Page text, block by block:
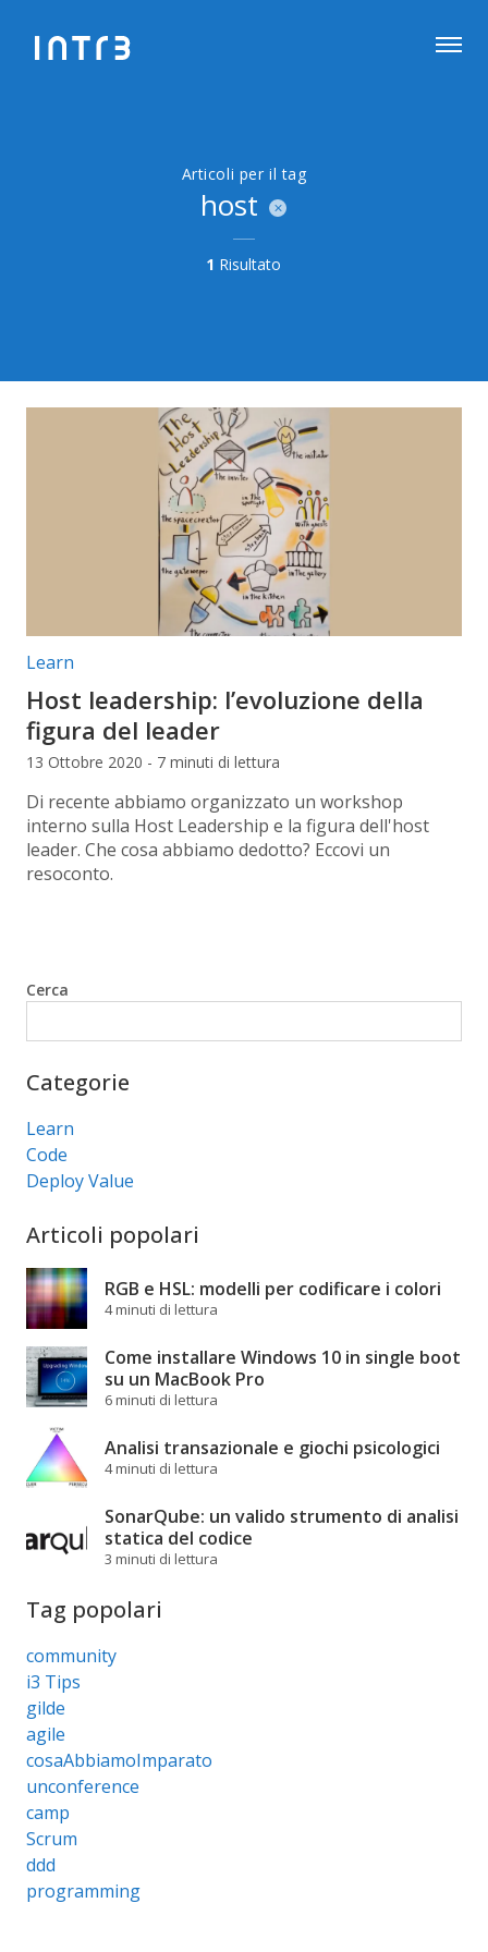
Articoli per il tag
host
1 Risultato
Categorie articolo:
Learn
Host leadership: l’evoluzione della
figura del leader
13 Ottobre 2020 - 7 minuti di lettura
Di recente abbiamo organizzato un workshop
interno sulla Host Leadership e la figura dell'host
leader. Che cosa abbiamo dedotto? Eccovi un
resoconto.
Cerca
Categorie
Learn
Code
Deploy Value
Articoli popolari
RGB e HSL: modelli per codificare i colori
4 minuti di lettura
Come installare Windows 10 in single boot
su un MacBook Pro
6 minuti di lettura
Analisi transazionale e giochi psicologici
4 minuti di lettura
SonarQube: un valido strumento di analisi
statica del codice
3 minuti di lettura
Tag popolari
community
i3 Tips
gilde
agile
cosaAbbiamoImparato
unconference
camp
Scrum
ddd
programming